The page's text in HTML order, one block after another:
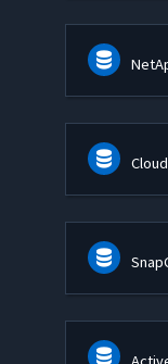
Cloud